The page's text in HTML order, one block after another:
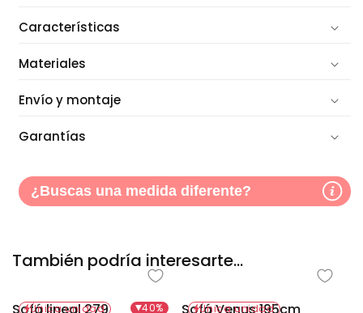
Características
Materiales
Envío y montaje
Garantías
¿Buscas una medida diferente?
También podría interesarte...
Única unidad 40% Única unidad